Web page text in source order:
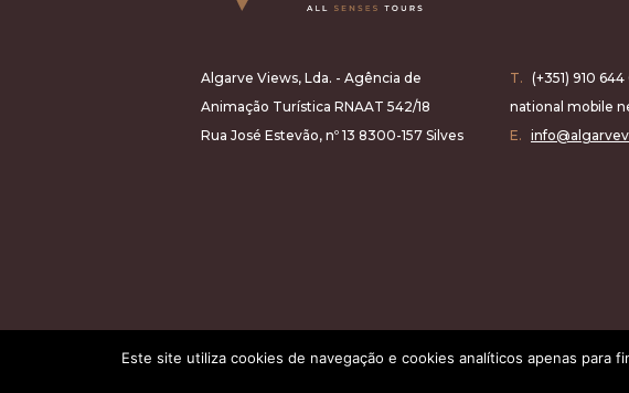
Algarve Views, Lda. - Agência de
Animação Turística RNAAT 542/18
Rua José Estevão, nº 13 8300-157 Silves
T. (+351) 910
national mobile
E.
Este site utiliza cookies de navegação e cookies analíticos apenas